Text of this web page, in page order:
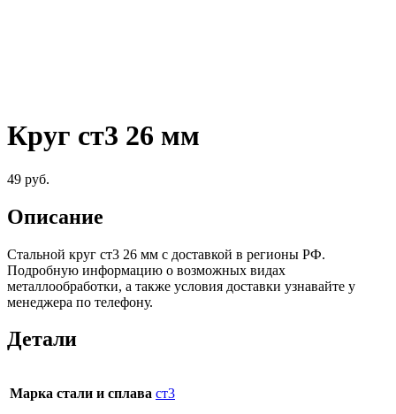
Круг ст3 26 мм
49 руб.
Описание
Стальной круг ст3 26 мм c доставкой в регионы РФ.
Подробную информацию о возможных видах
металлообработки, а также условия доставки узнавайте у
менеджера по телефону.
Детали
Марка стали и сплава ст3